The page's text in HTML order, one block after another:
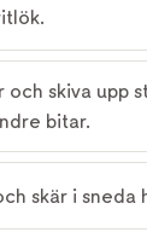
skiva upp
bitar.
skär i sneda